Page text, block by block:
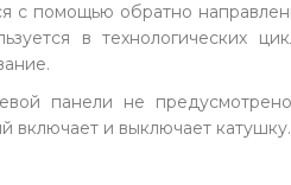
с помощью обратно
в технологических
панели не
включает и выключает катушку.